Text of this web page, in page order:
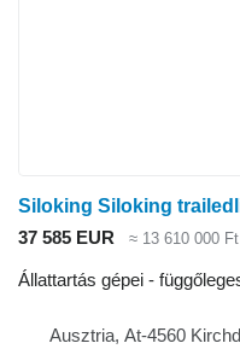
Siloking Siloking
37 585 EUR
≈ 13 610 000 Ft
Állattartás gépei -
Ausztria, At-4560